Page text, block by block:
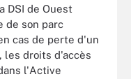
DSI de Ouest
de son parc
cas de perte d'un
les droits d'accès
l'Active